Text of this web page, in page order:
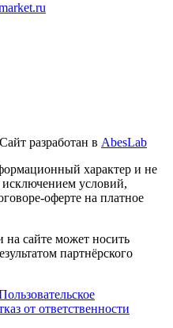
разработан в AbesLab
характер и не
исключением условий,
оферте на платное
на сайте может носить
партнёрского
от ответственности